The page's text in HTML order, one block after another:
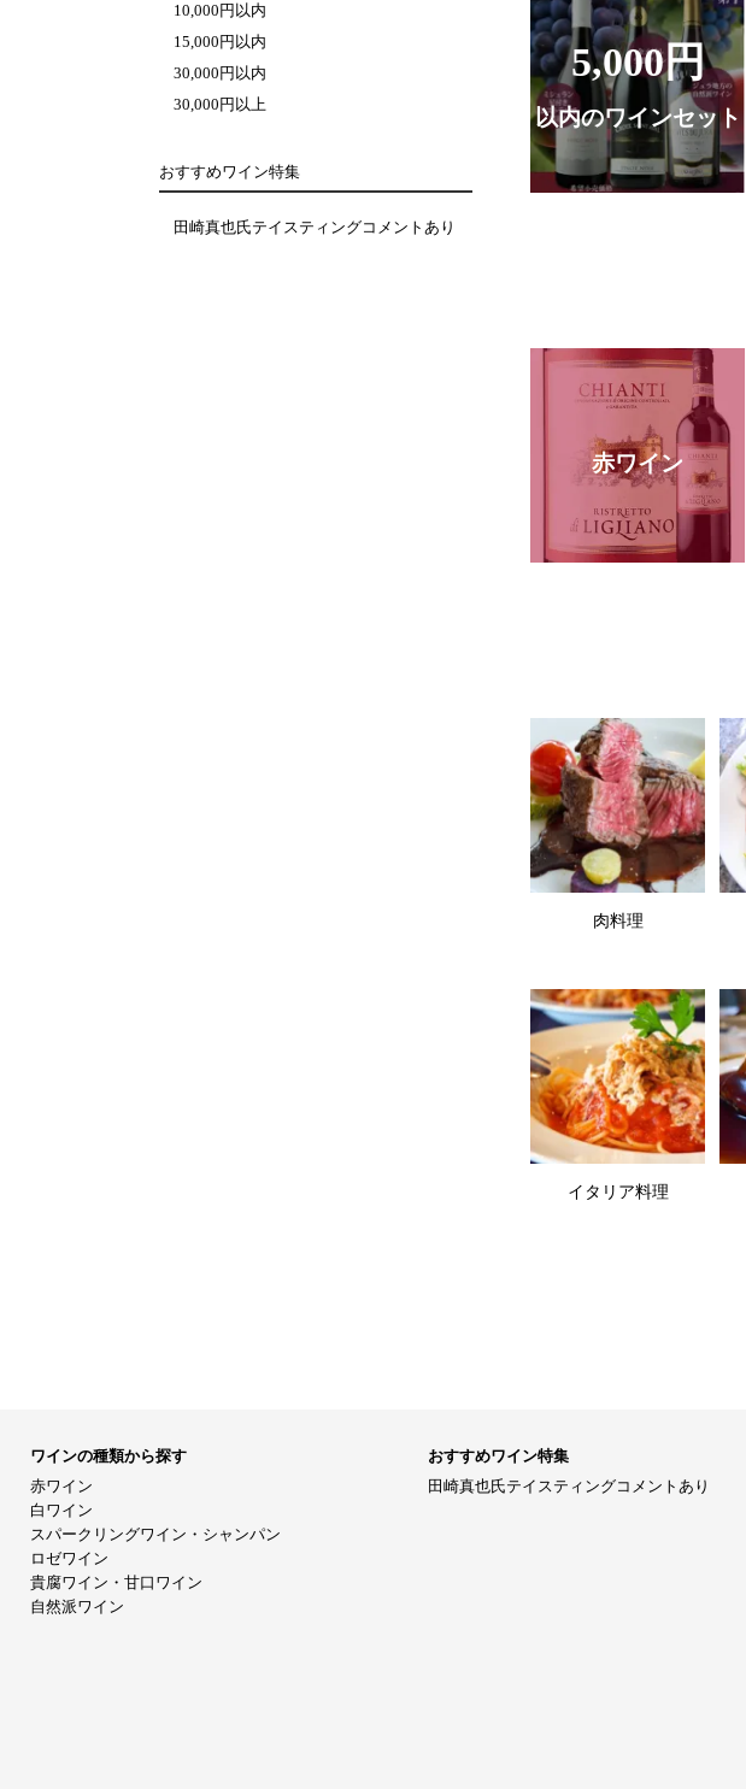
10,000円以内
15,000円以内
30,000円以内
30,000円以上
おすすめワイン特集
田崎真也氏テイスティングコメントあり
5,000円
以内のワインセット
赤ワイン
肉料理
イタリア料理
ワインの種類から探す
赤ワイン
白ワイン
スパークリングワイン・シャンパン
ロゼワイン
貴腐ワイン・甘口ワイン
自然派ワイン
おすすめワイン特集
田崎真也氏テイスティングコメントあり